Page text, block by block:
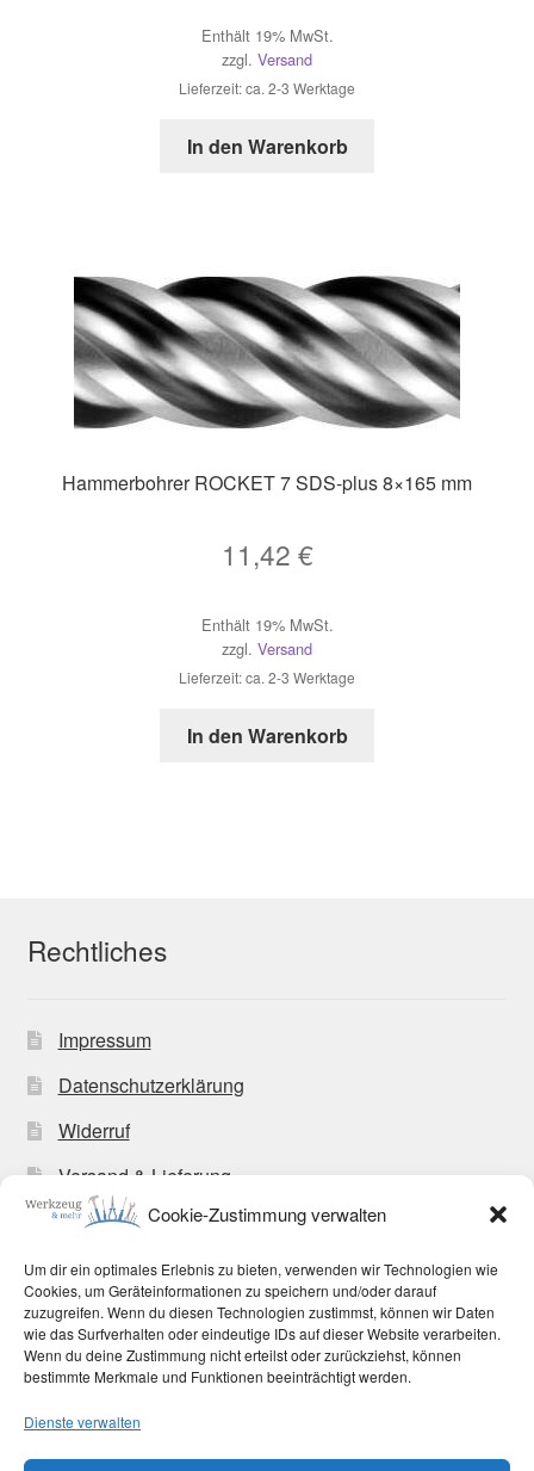
Cookie-Zustimmung verwalten
Um dir ein optimales Erlebnis zu bieten, verwenden wir Technologien wie
Cookies, um Geräteinformationen zu speichern und/oder darauf
zuzugreifen. Wenn du diesen Technologien zustimmst, können wir Daten
wie das Surfverhalten oder eindeutige IDs auf dieser Website verarbeiten.
Wenn du deine Zustimmung nicht erteilst oder zurückziehst, können
bestimmte Merkmale und Funktionen beeinträchtigt werden.
Dienste verwalten
Enthält 19% MwSt.
zzgl. Versand
Lieferzeit: ca. 2-3 Werktage
In den Warenkorb
Hammerbohrer ROCKET 7 SDS-plus 8×165 mm
11,42 €
Enthält 19% MwSt.
zzgl. Versand
Lieferzeit: ca. 2-3 Werktage
In den Warenkorb
Rechtliches
Impressum
Datenschutzerklärung
Widerruf
Versand & Lieferung
Zahlungsweisen
Allgemeine Geschäftsbedingungen
Cookie-Richtlinie (EU)
© Werkzeug und mehr 2026